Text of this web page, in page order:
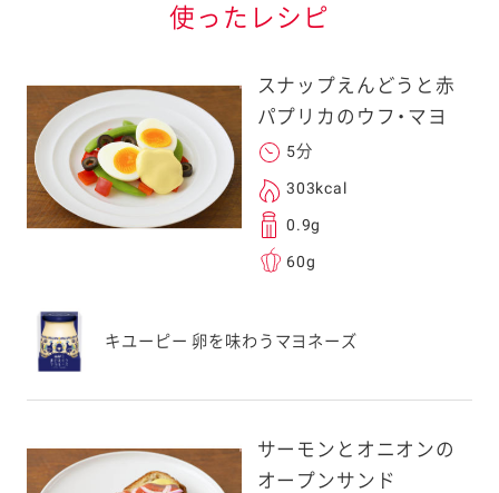
使ったレシピ
スナップえんどうと赤
パプリカのウフ・マヨ
5分
303kcal
0.9g
60g
キユーピー 卵を味わうマヨネーズ
サーモンとオニオンの
オープンサンド